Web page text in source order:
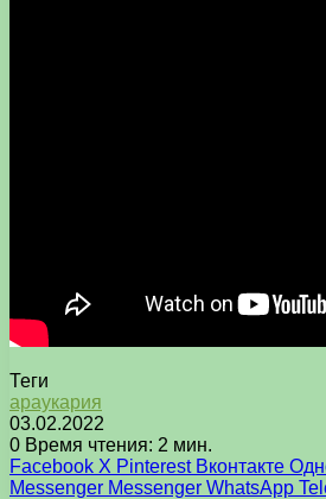
Теги
араукария
03.02.2022
0 Время чтения: 2 мин.
Facebook X Pinterest Вконтакте
Messenger Messenger WhatsApp